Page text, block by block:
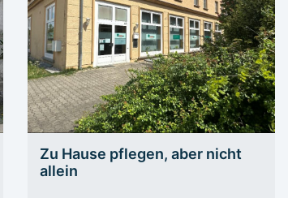
Zu Hause pflegen, aber nicht
allein